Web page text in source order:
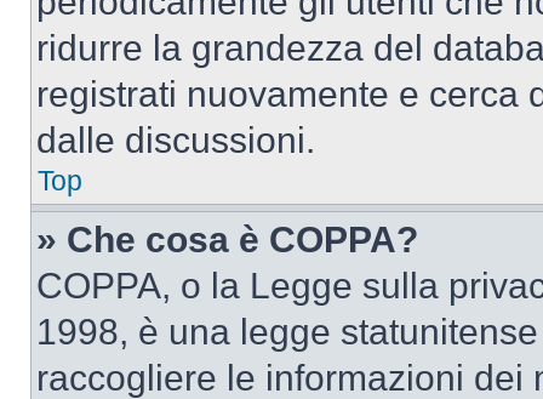
ridurre la grandezza del
registrati nuovamente e cerca
dalle discussioni.
Top
» Che cosa è COPPA?
COPPA, o la Legge sulla
1998, è una legge
raccogliere le informazioni dei